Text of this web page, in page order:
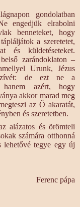
gondolatban
engedjük elrabolni
benneteket, hogy
a szeretetet,
és küldetéseteket.
zarándoklaton –
Urunk, Jézus
szívét: de ezt ne a
hanem azért, hogy
akkor marad meg
az Ő akaratát,
és szeretetben.
alázatos és örömteli
számára otthonná
lehetővé tegye egy új
Ferenc pápa